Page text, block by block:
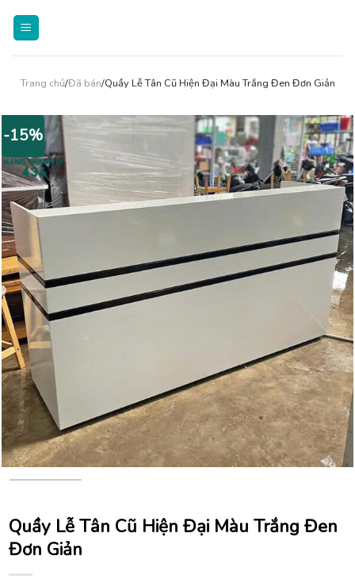
Trang chủ/Đã bán/Quầy Lễ Tân Cũ Hiện Đại Màu Trắng Đen Đơn Giản
-15%
Quầy Lễ Tân Cũ Hiện Đại Màu Trắng Đen
Đơn Giản